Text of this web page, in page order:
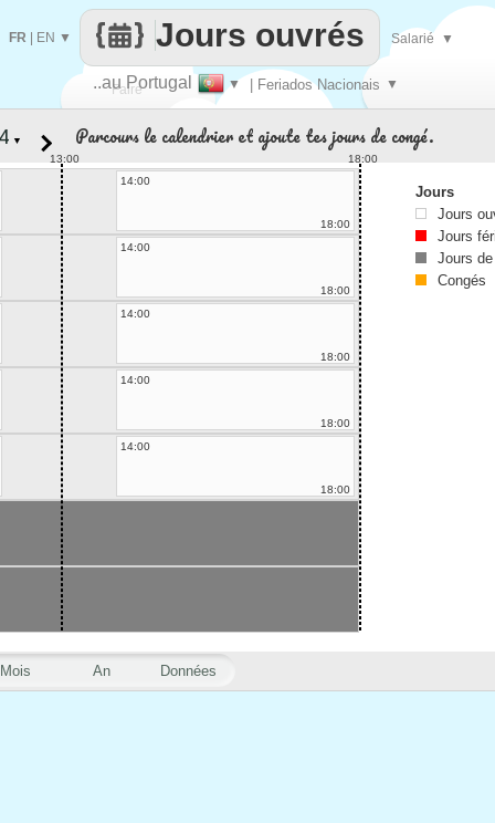
Faire
..au Portugal ▼ | Feriados Nacionais ▼
Jours ouvrés
FR EN ▼ Salarié ▼
Mois An Données
▼ Parcours le calendrier et ajoute tes jours de congé.
13:00
18:00
14:00
18:00
14:00
18:00
14:00
18:00
14:00
18:00
14:00
18:00
Jours
Jours
Jours
Jours
Congés